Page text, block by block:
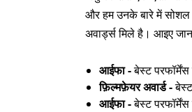
और हम उनके बारे में सोशल
अवार्ड्स मिले है। आइए
आईफा -बेस्ट
फ़िल्मफ़ेयर अवार्ड -
आईफा -बेस्ट